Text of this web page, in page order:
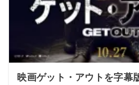
映画ゲット・アウトを字幕